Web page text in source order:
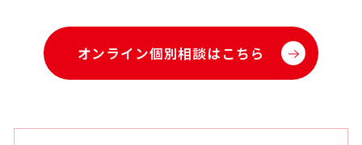
オンライン個別相談はこちら